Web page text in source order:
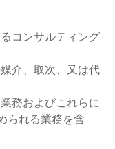
コンサルティング
介、取次、又は代
務およびこれらに
られる業務を含